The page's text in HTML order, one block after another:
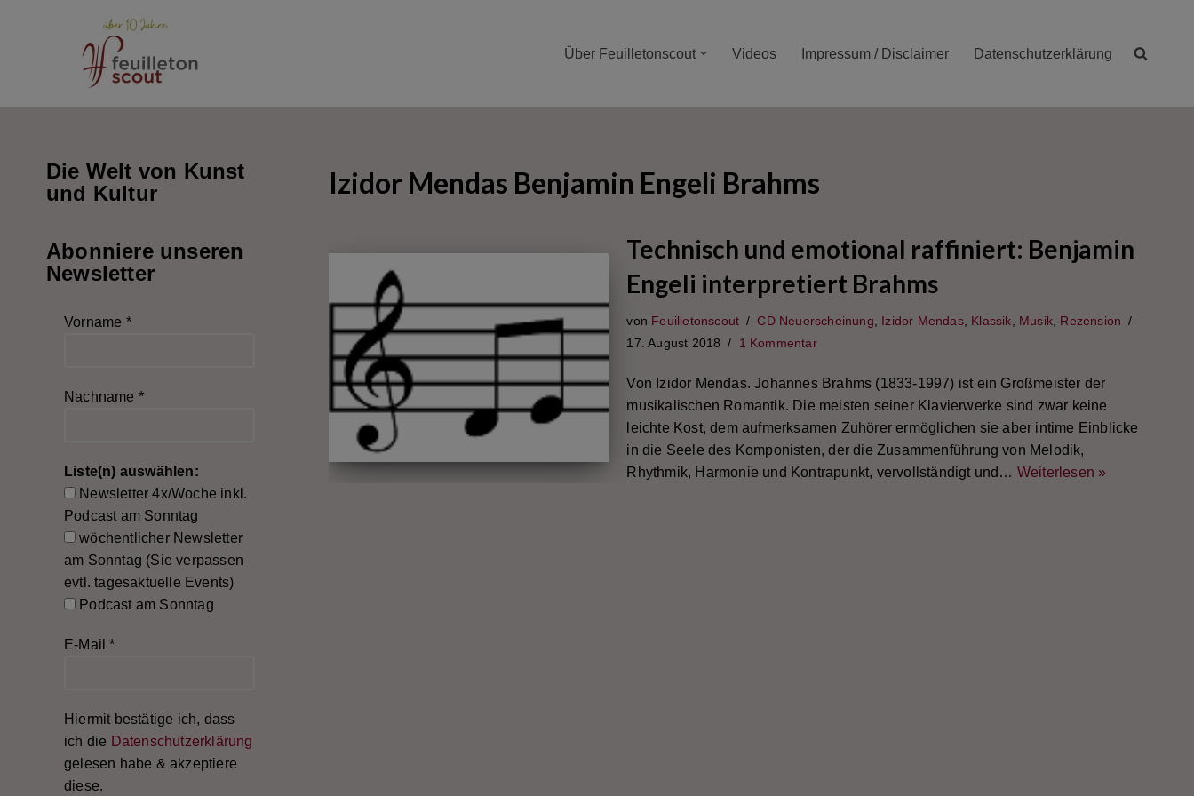
Über Feuilletonscout Videos Impressum / Disclaimer Datenschutzerklärung
Die Welt von Kunst
und Kultur
Abonniere unseren
Newsletter
Vorname *
Nachname *
Liste(n) auswählen:
Newsletter 4x/Woche inkl.
Podcast am Sonntag
wöchentlicher Newsletter
am Sonntag (Sie verpassen
evtl. tagesaktuelle Events)
Podcast am Sonntag
E-Mail*
Hiermit bestätige ich, dass
ich die Datenschutzerklärung
gelesen habe & akzeptiere
diese.
Izidor Mendas Benjamin Engeli Brahms
Technisch und emotional raffiniert: Benjamin
Engeli interpretiert Brahms
von Feuilletonscout CD Neuerscheinung Izidor Mendas, Klassik Musik Rezension
17. August 2018
1 Kommentar
Von Izidor Mendas. Johannes Brahms (1833-1997) ist ein Großmeister der
musikalischen Romantik. Die meisten seiner Klavierwerke sind zwar keine
leichte Kost, dem aufmerksamen Zuhörer ermöglichen sie aber intime Einblicke
in die Seele des Komponisten, der die Zusammenführung von Melodik,
Rhythmik, Harmonie und Kontrapunkt, vervollständigt und… Weiterlesen »